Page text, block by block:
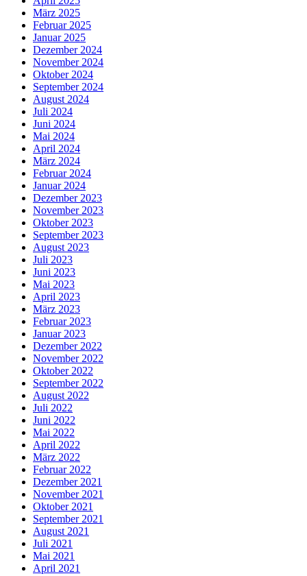
März 2025
Februar 2025
Januar 2025
Dezember 2024
November 2024
Oktober 2024
September 2024
August 2024
Juli 2024
Juni 2024
Mai 2024
April 2024
März 2024
Februar 2024
Januar 2024
Dezember 2023
November 2023
Oktober 2023
September 2023
August 2023
Juli 2023
Juni 2023
Mai 2023
April 2023
März 2023
Februar 2023
Januar 2023
Dezember 2022
November 2022
Oktober 2022
September 2022
August 2022
Juli 2022
Juni 2022
Mai 2022
April 2022
März 2022
Februar 2022
Dezember 2021
November 2021
Oktober 2021
September 2021
August 2021
Juli 2021
Mai 2021
April 2021